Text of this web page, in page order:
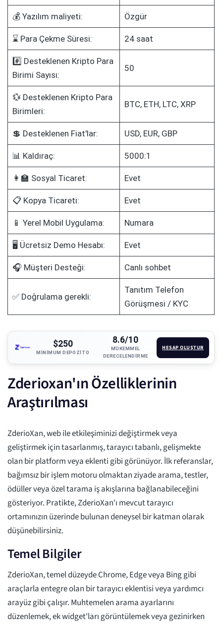
💰 Yazılım maliyeti: Özgür
⌛ Para Çekme Süresi: 24 saat
#️⃣ Desteklenen Kripto Para
Birimi Sayısı:
50
💱 Desteklenen Kripto Para
Birimleri:
BTC, ETH, LTC, XRP
💲 Desteklenen Fiat'lar: USD, EUR, GBP
📊 Kaldıraç: 5000:1
👩‍🏫 Sosyal Ticaret: Evet
📋 Kopya Ticareti: Evet
📱 Yerel Mobil Uygulama: Numara
🖥️ Ücretsiz Demo Hesabı: Evet
🎧 Müşteri Desteği: Canlı sohbet
✅ Doğrulama gerekli:
Tanıtım Telefon
Görüşmesi / KYC
$250
MINIMUM DEPOZITO
8.6/10
MÜKEMMEL
DERECELENDIRME
HESAP OLUŞTUR
Zderioxan'ın Özelliklerinin
Araştırılması
ZderioXan, web ile etkileşiminizi değiştirmek veya
geliştirmek için tasarlanmış, tarayıcı tabanlı, gelişmekte
olan bir platform veya eklenti gibi görünüyor. İlk referanslar,
bağımsız bir işlem motoru olmaktan ziyade arama, testler,
ödüller veya özel tarama iş akışlarına bağlanabileceğini
gösteriyor. Pratikte, ZderioXan'ı mevcut tarayıcı
ortamınızın üzerinde bulunan deneysel bir katman olarak
düşünebilirsiniz.
Temel Bilgiler
ZderioXan, temel düzeyde Chrome, Edge veya Bing gibi
araçlarla entegre olan bir tarayıcı eklentisi veya yardımcı
arayüz gibi çalışır. Muhtemelen arama ayarlarını
düzenlemek, ek widget'ları görüntülemek veya gezinirken